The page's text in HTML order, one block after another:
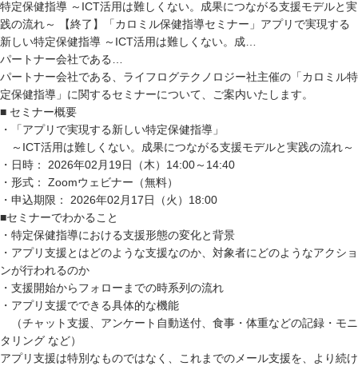
特定保健指導 ～ICT活用は難しくない。成果につながる支援モデルと実
践の流れ～ 【終了】「カロミル保健指導セミナー」アプリで実現する
新しい特定保健指導 ～ICT活用は難しくない。成…
パートナー会社である…
パートナー会社である、ライフログテクノロジー社主催の「カロミル特
定保健指導」に関するセミナーについて、ご案内いたします。
■ セミナー概要
・「アプリで実現する新しい特定保健指導」
～ICT活用は難しくない。成果につながる支援モデルと実践の流れ～
・日時： 2026年02月19日（木）14:00～14:40
・形式： Zoomウェビナー（無料）
・申込期限： 2026年02月17日（火）18:00
■セミナーでわかること
・特定保健指導における支援形態の変化と背景
・アプリ支援とはどのような支援なのか、対象者にどのようなアクショ
ンが行われるのか
・支援開始からフォローまでの時系列の流れ
・アプリ支援でできる具体的な機能
（チャット支援、アンケート自動送付、食事・体重などの記録・モニ
タリング など）
アプリ支援は特別なものではなく、これまでのメール支援を、より続け